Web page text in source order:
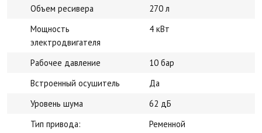
Объем ресивера
270 л
Мощность
электродвигателя
4 кВт
Рабочее давление
10 бар
Встроенный осушитель
Да
Уровень шума
62 дБ
Тип привода:
Ременной